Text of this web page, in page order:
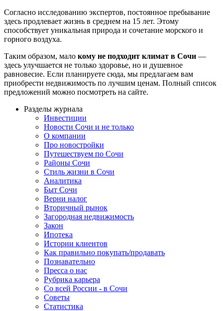
Согласно исследованию экспертов, постоянное пребывание
здесь продлевает жизнь в среднем на 15 лет. Этому
способствует уникальная природа и сочетание морского и
горного воздуха.
Таким образом, мало кому не подходит климат в Сочи —
здесь улучшается не только здоровье, но и душевное
равновесие. Если планируете сюда, мы предлагаем вам
приобрести недвижимость по лучшим ценам. Полный список
предложений можно посмотреть на сайте.
Разделы журнала
Инвестиции
Новости Сочи и не только
О компании
Про новостройки
Путешествуем по Сочи
Районы Сочи
Стиль жизни в Сочи
Аналитика
Быт Сочи
Верни налог
Вторичный рынок
Загородная недвижимость
Закон
Ипотека
Истории клиентов
Как правильно покупать/продавать
Познавательно
Пресса о нас
Рубрика карьера
Со всей России - в Сочи
Советы
Статистика